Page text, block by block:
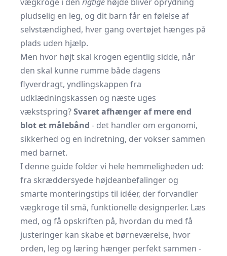
pludselig en leg, og dit barn får en følelse af
selvstændighed, hver gang overtøjet hænges på
plads uden hjælp.
Men hvor højt skal krogen egentlig sidde, når
den skal kunne rumme både dagens
flyverdragt, yndlingskappen fra
udklædningskassen og næste uges
vækstspring?Svaret afhænger af mere end
blot et målebånd - det handler om ergonomi,
sikkerhed og en indretning, der vokser sammen
med barnet.
I denne guide folder vi hele hemmeligheden ud:
fra skræddersyede højdeanbefalinger og
smarte monterings­tips til idéer, der forvandler
vægkroge til små, funktionelle design­perler. Læs
med, og få opskriften på, hvordan du med få
justeringer kan skabe et børneværelse, hvor
orden, leg og læring hænger perfekt sammen -